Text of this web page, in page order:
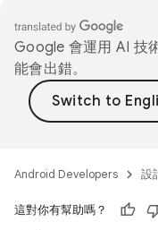
Google 會運用 AI 技
能會出錯。
Android Developers 設
這對你有幫助嗎？